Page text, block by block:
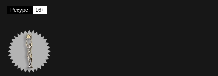
Ресурс: 16+